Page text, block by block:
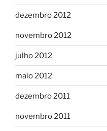
dezembro 2012
novembro 2012
julho 2012
maio 2012
dezembro 2011
novembro 2011